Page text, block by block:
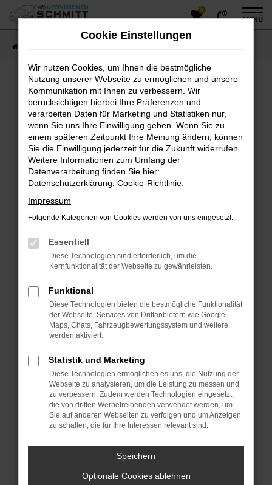
Zum
Hauptinhalt
0
MENÜ
Fehler: Network Error
Beim Laden ist ein Fehler aufgetreten.
Hier sind ein paar Tipps, die dir helfen können:
Überprüfe deine Firewall und deine
Internetverbindung.
Laden andere Webseiten, zum Beispiel deine
Suchmaschine?
Prüfe deine Browsererweiterungen.
das Laden bestimmter Seiten verhindern.
Funktioniert die Seite in einem anderen Browser
oder in einem privaten Fenster?
Das kann manchmal helfen, vorübergehende
Probleme zu beheben.
Stelle sicher, dass dein Browser und dein
Betriebssystem auf dem neuesten Stand sind.
Sicherheitsrisiko, sondern kann auch dazu führen,
dass bestimmte Funktionen nicht mehr
unterstützt werden.
Wende dich an den Webseitenbetreiber.
Wenn du alle oben genannten Schritte versucht
hast, kontaktiere uns bitte. Wir werden versuchen,
das Problem zu beheben. Du kannst uns diesen
Text schicken, um uns bei der Fehlersuche zu
unterstützen:
Cookie Einstellungen
Wir nutzen Cookies, um Ihnen die bestmögliche
Nutzung unserer Webseite zu ermöglichen und unsere
Kommunikation mit Ihnen zu verbessern. Wir
berücksichtigen hierbei Ihre Präferenzen und
verarbeiten Daten für Marketing und Statistiken nur,
wenn Sie uns Ihre Einwilligung geben. Wenn Sie zu
einem späteren Zeitpunkt Ihre Meinung ändern, können
Sie die Einwilligung jederzeit für die Zukunft widerrufen.
Weitere Informationen zum Umfang der
Datenverarbeitung finden Sie hier:
Datenschutzerklärung Cookie-Richtlinie
Impressum
Folgende Kategorien von Cookies werden von uns eingesetzt:
Essentiell
Diese Technologien sind erforderlich, um die
Kernfunktionalität der Webseite zu gewährleisten.
Funktional
Diese Technologien bieten die bestmögliche Funktionalität
der Webseite. Services von Drittanbietern wie Google
Maps, Chats, Fahrzeugbewertungssystem und weitere
werden aktiviert.
Statistik und Marketing
Diese Technologien ermöglichen es uns, die Nutzung der
Webseite zu analysieren, um die Leistung zu messen und
zu verbessern. Zudem werden Technologien eingesetzt,
die von dritten Werbetreibenden verwendet werden, um
Sie auf anderen Webseiten zu verfolgen und um Anzeigen
zu schalten, die für Ihre Interessen relevant sind.
Speichern
Optionale Cookies ablehnen